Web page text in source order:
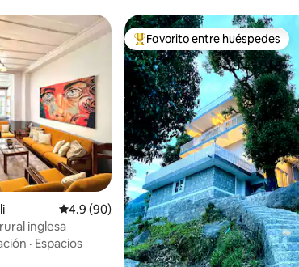
reseñas
Calificación promedio: 4.9 de 5, 90 reseñas
4.9 (90)
inglesa
· Espacios
Favorito entre huéspedes
Favorito entre huéspedes